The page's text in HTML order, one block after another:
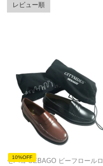
レビュー順
10%OFF
セバゴ SEBAGO ビーフロールロ